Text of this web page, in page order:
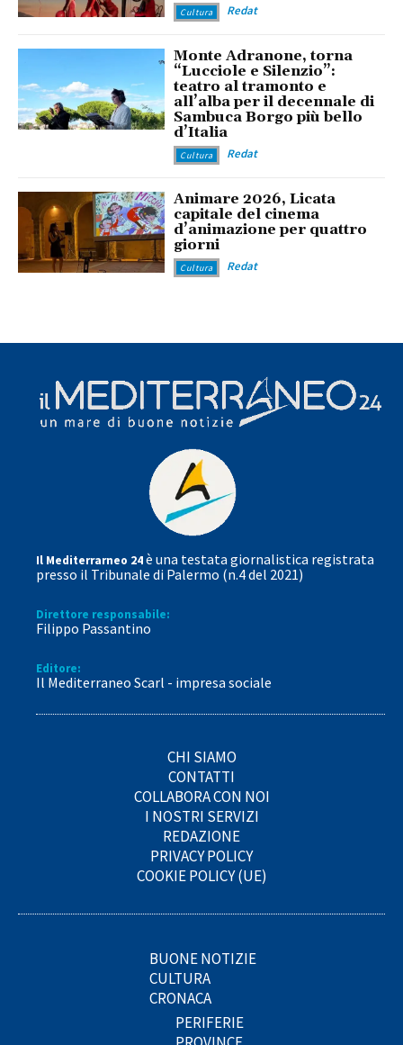
Cultura Redat
Monte Adranone, torna
“Lucciole e Silenzio”:
teatro al tramonto e
all’alba per il decennale di
Sambuca Borgo più bello
d’Italia
Cultura Redat
Animare 2026, Licata
capitale del cinema
d’animazione per quattro
giorni
Cultura Redat
Il Mediterrarneo 24è una testata giornalistica registrata
presso il Tribunale di Palermo (n.4 del 2021)
Direttore responsabile:
Filippo Passantino
Editore:
Il Mediterraneo Scarl - impresa sociale
CHI SIAMO
CONTATTI
COLLABORA CON NOI
I NOSTRI SERVIZI
REDAZIONE
PRIVACY POLICY
COOKIE POLICY (UE)
BUONE NOTIZIE
CULTURA
CRONACA
PERIFERIE